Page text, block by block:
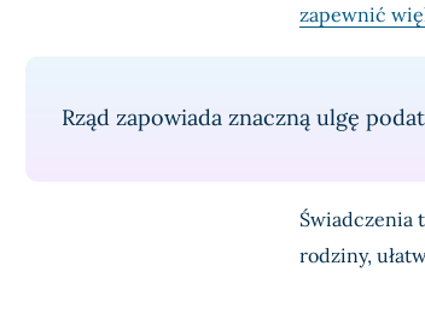
zapewnić
Rząd zapowiada znaczną ulgę
Świadczenia
rodziny,